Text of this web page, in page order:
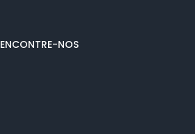
ENCONTRE-NOS